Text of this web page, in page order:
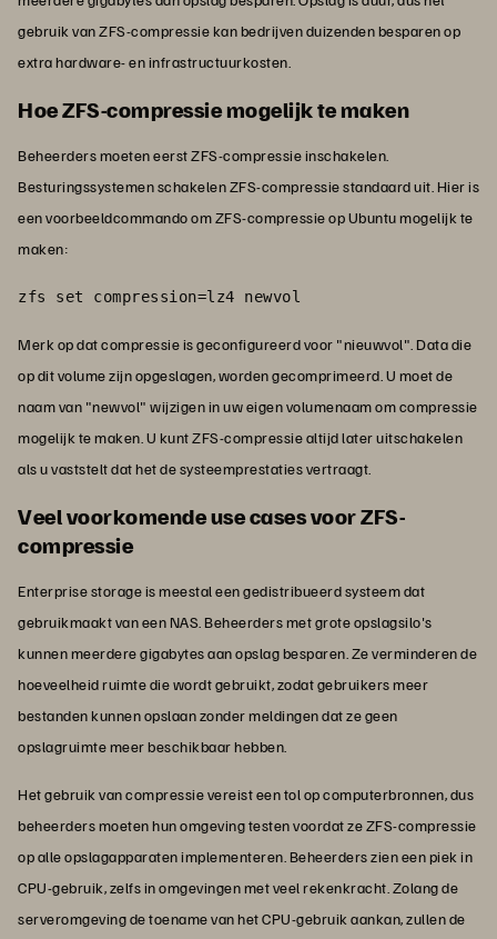
gebruik van ZFS-compressie kan bedrijven duizenden besparen op
extra hardware- en infrastructuurkosten.
Hoe ZFS-compressie mogelijk te maken
Beheerders moeten eerst ZFS-compressie inschakelen.
Besturingssystemen schakelen ZFS-compressie standaard uit. Hier is
een voorbeeldcommando om ZFS-compressie op Ubuntu mogelijk te
maken:
zfs set compression=lz4 newvol
Merk op dat compressie is geconfigureerd voor "nieuwvol". Data die
op dit volume zijn opgeslagen, worden gecomprimeerd. U moet de
naam van "newvol" wijzigen in uw eigen volumenaam om compressie
mogelijk te maken. U kunt ZFS-compressie altijd later uitschakelen
als u vaststelt dat het de systeemprestaties vertraagt.
Veel voorkomende use cases voor ZFS-
compressie
Enterprise storage is meestal een gedistribueerd systeem dat
gebruikmaakt van een NAS. Beheerders met grote opslagsilo's
kunnen meerdere gigabytes aan opslag besparen. Ze verminderen de
hoeveelheid ruimte die wordt gebruikt, zodat gebruikers meer
bestanden kunnen opslaan zonder meldingen dat ze geen
opslagruimte meer beschikbaar hebben.
Het gebruik van compressie vereist een tol op computerbronnen, dus
beheerders moeten hun omgeving testen voordat ze ZFS-compressie
op alle opslagapparaten implementeren. Beheerders zien een piek in
CPU-gebruik, zelfs in omgevingen met veel rekenkracht. Zolang de
serveromgeving de toename van het CPU-gebruik aankan, zullen de